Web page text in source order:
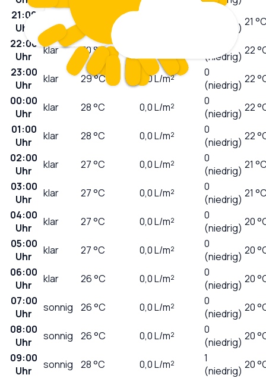
21:00
Uhr
klar
(niedrig) 21
22:00
Uhr
klar 30°C
(niedrig) 22
23:00
Uhr
klar 29°C 0,0L/m²
0
(niedrig) 22
00:00
Uhr
klar 28°C 0,0L/m²
0
(niedrig) 22
01:00
Uhr
klar 28°C 0,0L/m²
0
(niedrig) 22
02:00
Uhr
klar 27°C 0,0L/m²
0
(niedrig) 21
03:00
Uhr
klar 27°C 0,0L/m²
0
(niedrig) 21
04:00
Uhr
klar 27°C 0,0L/m²
0
(niedrig) 20
05:00
Uhr
klar 27°C 0,0L/m²
0
(niedrig) 20
06:00
Uhr
klar 26°C 0,0L/m²
0
(niedrig) 20
07:00
Uhr
sonnig 26°C 0,0L/m²
0
(niedrig) 20
08:00
Uhr
sonnig 26°C 0,0L/m²
0
(niedrig) 20
09:00
Uhr
sonnig 28°C 0,0L/m²
1
(niedrig) 20